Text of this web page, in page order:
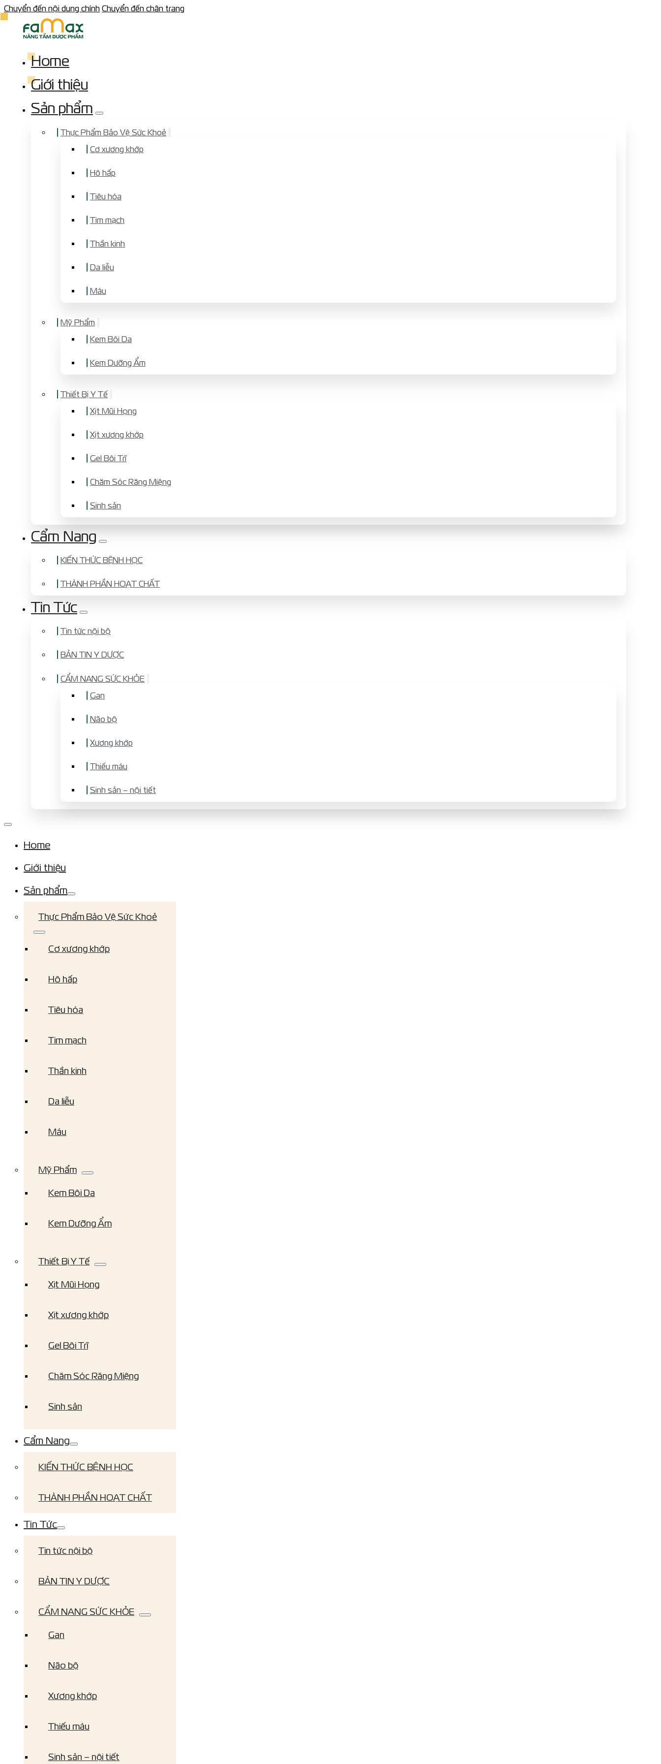
Chuyển đến nội dung chính Chuyển đến chân trang
Home
Giới thiệu
Sản phẩm
Thực Phẩm Bảo Vệ Sức Khoẻ
Cơ xương khớp
Hô hấp
Tiêu hóa
Tim mạch
Thần kinh
Da liễu
Máu
Mỹ Phẩm
Kem Bôi Da
Kem Dưỡng Ẩm
Thiết Bị Y Tế
Xịt Mũi Họng
Xịt xương khớp
Gel Bôi Trĩ
Chăm Sóc Răng Miệng
Sinh sản
Cẩm Nang
KIẾN THỨC BỆNH HỌC
THÀNH PHẦN HOẠT CHẤT
Tin Tức
Tin tức nội bộ
BẢN TIN Y DƯỢC
CẨM NANG SỨC KHỎE
Gan
Não bộ
Xương khớp
Thiếu máu
Sinh sản – nội tiết
Home
Giới thiệu
Sản phẩm
Thực Phẩm Bảo Vệ Sức Khoẻ
Cơ xương khớp
Hô hấp
Tiêu hóa
Tim mạch
Thần kinh
Da liễu
Máu
Mỹ Phẩm
Kem Bôi Da
Kem Dưỡng Ẩm
Thiết Bị Y Tế
Xịt Mũi Họng
Xịt xương khớp
Gel Bôi Trĩ
Chăm Sóc Răng Miệng
Sinh sản
Cẩm Nang
KIẾN THỨC BỆNH HỌC
THÀNH PHẦN HOẠT CHẤT
Tin Tức
Tin tức nội bộ
BẢN TIN Y DƯỢC
CẨM NANG SỨC KHỎE
Gan
Não bộ
Xương khớp
Thiếu máu
Sinh sản – nội tiết